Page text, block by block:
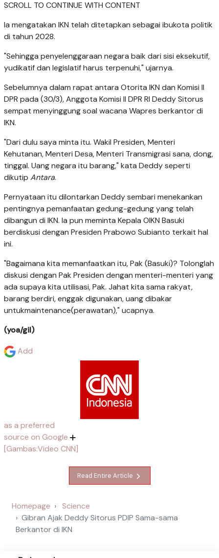
SCROLL TO CONTINUE WITH CONTENT
Ia mengatakan IKN telah ditetapkan sebagai ibukota politik
di tahun 2028.
"Sehingga penyelenggaraan negara baik dari sisi eksekutif,
yudikatif dan legislatif harus terpenuhi," ujarnya.
Sebelumnya dalam rapat antara Otorita IKN dan Komisi II
DPR pada (30/3), Anggota Komisi II DPR RI Deddy Sitorus
sempat menyinggung soal wacana Wapres berkantor di
IKN.
"Dari dulu saya minta itu. Wakil Presiden, Menteri
Kehutanan, Menteri Desa, Menteri Transmigrasi sana, dong,
tinggal. Uang negara itu barang," kata Deddy seperti
dikutip Antara.
Pernyataan itu dilontarkan Deddy sembari menekankan
pentingnya pemanfaatan gedung-gedung yang telah
dibangun di IKN. Ia pun meminta Kepala OIKN Basuki
berdiskusi dengan Presiden Prabowo Subianto terkait hal
ini.
"Bagaimana kita memanfaatkan itu, Pak (Basuki)? Tolonglah
diskusi dengan Pak Presiden dengan menteri-menteri yang
ada supaya kita utilisasi, Pak. Jahat kita sama rakyat,
barang berdiri, enggak digunakan, uang dibakar
untukmaintenance(perawatan)," ucapnya.
(yoa/gil)
Add
as a preferred
source on Google
[Gambas:Video CNN]
Read Entire Article
Homepage
Science
Gibran Ajak Deddy Sitorus PDIP Sama-sama
Berkantor di IKN